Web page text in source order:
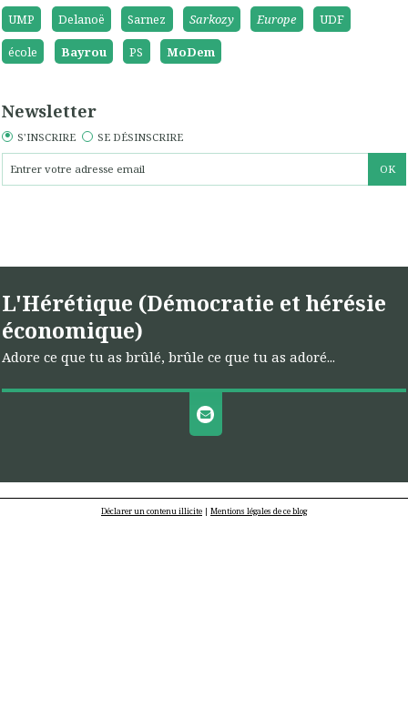
UMP Delanoë Sarnez Sarkozy Europe
UDF
école
Bayrou PS MoDem
Newsletter
S'INSCRIRE SE DÉSINSCRIRE
L'Hérétique (Démocratie et hérésie
économique)
Adore ce que tu as brûlé, brûle ce que tu as adoré...
Déclarer un contenu illicite | Mentions légales de ce blog